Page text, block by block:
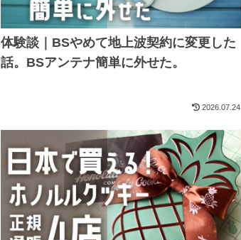
体験談｜BSやめて地上波契約に変更した
話。BSアンテナ簡単に外せた。
2026.07.24